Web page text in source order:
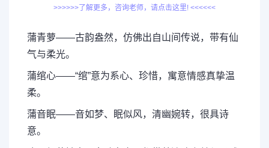
>>>>>>了解更多，咨询老师，请点击这里! <<<<<<
蒲青萝——古韵盎然，仿佛出自山间传说，带有仙
气与柔光。
蒲绾心——“绾”意为系心、珍惜，寓意情感真挚温
柔。
蒲音眠——音如梦、眠似风，清幽婉转，很具诗
意。